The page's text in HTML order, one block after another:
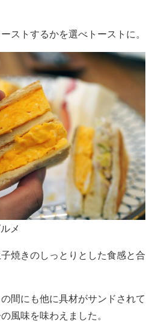
ストするかを選べトーストに。
メ
焼きのしっとりとした食感と合
間にも他に具材がサンドされて
風味を味わえました。